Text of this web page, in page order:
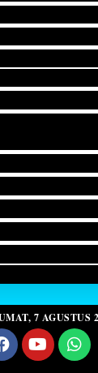
7 AGUSTUS